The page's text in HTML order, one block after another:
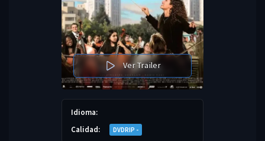
Ver Trailer
Idioma:
Calidad:
DVDRIP -